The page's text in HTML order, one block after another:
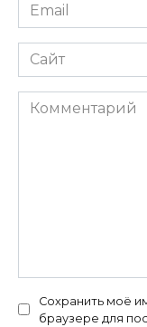
*
Сайт
Комментарий
Сохранить моё
браузере для